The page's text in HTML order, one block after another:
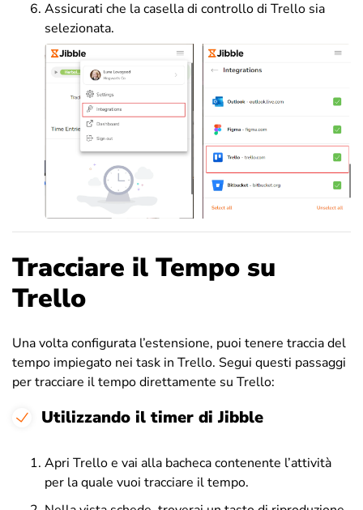
Assicurati che la casella di controllo di Trello sia
selezionata.
Tracciare il Tempo su
Trello
Una volta configurata l’estensione, puoi tenere traccia del
tempo impiegato nei task in Trello. Segui questi passaggi
per tracciare il tempo direttamente su Trello:
Utilizzando il timer di Jibble
Apri Trello e vai alla bacheca contenente l’attività
per la quale vuoi tracciare il tempo.